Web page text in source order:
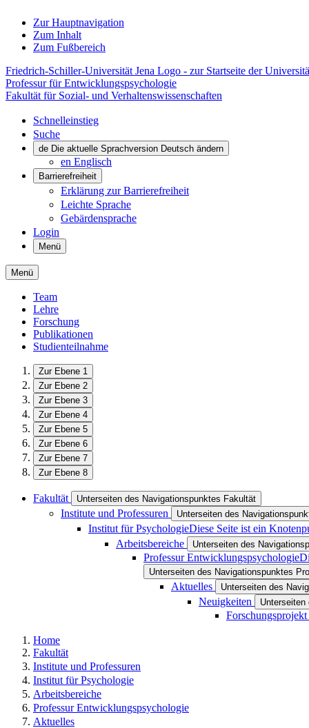
Zur Hauptnavigation
Zum Inhalt
Zum Fußbereich
Friedrich-Schiller-Universität Jena Logo - zur Startseite der
Professur für Entwicklungspsychologie
Fakultät für Sozial- und Verhaltenswissenschaften
Schnelleinstieg
Suche
de Die aktuelle Sprachversion Deutsch ändern
en Englisch
Barrierefreiheit
Erklärung zur Barrierefreiheit
Leichte Sprache
Gebärdensprache
Login
Menü
Menü
Team
Lehre
Forschung
Publikationen
Studienteilnahme
Zur Ebene 1
Zur Ebene 2
Zur Ebene 3
Zur Ebene 4
Zur Ebene 5
Zur Ebene 6
Zur Ebene 7
Zur Ebene 8
Fakultät Unterseiten des Navigationspunktes Fakultät
Institute und Professuren Unterseiten des
Institut für PsychologieDiese Seite ist ein
Arbeitsbereiche
Unterseiten des
Professur Entwicklungspsychologie
Unterseiten des Navigationspunktes
Aktuelles Unterseiten des
Neuigkeiten
Home
Fakultät
Institute und Professuren
Institut für Psychologie
Arbeitsbereiche
Professur Entwicklungspsychologie
Aktuelles